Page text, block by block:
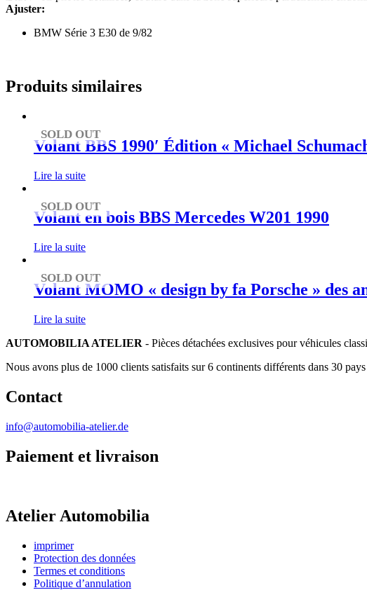
Ajuster:
BMW Série 3 E30 de 9/82
Produits similaires
SOLD OUT
Volant BBS 1990′ Édition « Michael
Lire la suite
SOLD OUT
Volant en bois BBS Mercedes W201 1990
Lire la suite
SOLD OUT
Volant MOMO « design by fa Porsche » des
Lire la suite
AUTOMOBILIA ATELIER - Pièces détachées exclusives pour véhicules
Nous avons plus de 1000 clients satisfaits sur 6 continents différents dans 30
Contact
info@automobilia-atelier.de
Paiement et livraison
Atelier Automobilia
imprimer
Protection des données
Termes et conditions
Politique d’annulation